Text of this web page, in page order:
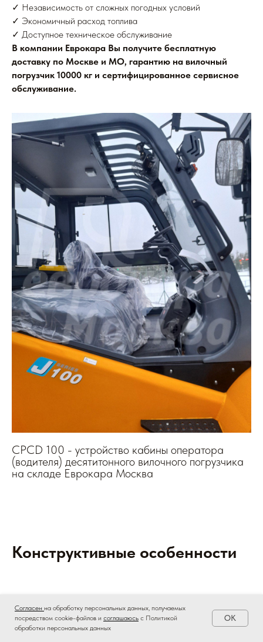
Согласен на обработку персональных данных, получаемых
посредством cookie-файлов и соглашаюсь с Политикой
обработки персональных данных
OK
✓ Независимость от сложных погодных условий
✓ Экономичный расход топлива
✓ Доступное техническое обслуживание
В компании Еврокара Вы получите бесплатную
доставку по Москве и МО, гарантию на вилочный
погрузчик 10000 кг и сертифицированное сервисное
обслуживание.
CPCD 100 - устройство кабины оператора
(водителя) десятитонного вилочного погрузчика
на складе Еврокара Москва
Конструктивные особенности
Рассмотрим конструкцию вилочного погрузчика 10000 кг на
примере JAC CPCD 100.